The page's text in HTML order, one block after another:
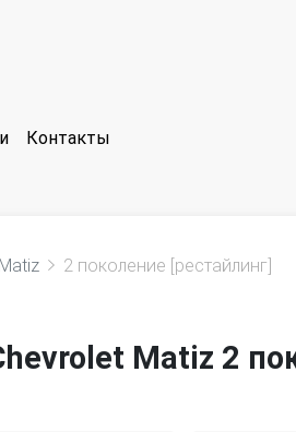
Контакты
Matiz 2 поколение [рестайлинг]
Matiz 2